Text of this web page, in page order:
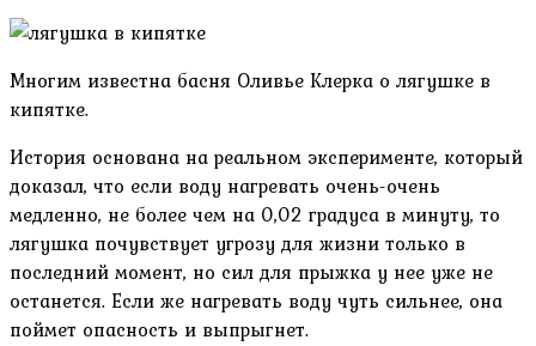
Многим известна басня Оливье Клерка о лягушке в
кипятке.
История основана на реальном эксперименте, который
доказал, что если воду нагревать очень-очень
медленно, не более чем на 0,02 градуса в минуту, то
лягушка почувствует угрозу для жизни только в
последний момент, но сил для прыжка у нее уже не
останется. Если же нагревать воду чуть сильнее, она
поймет опасность и выпрыгнет.